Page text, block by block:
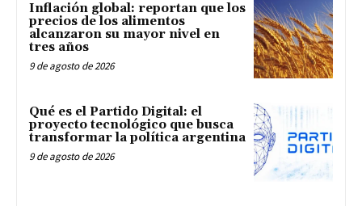
Inflación global: reportan que los
precios de los alimentos
alcanzaron su mayor nivel en
tres años
9 de agosto de 2026
Qué es el Partido Digital: el
proyecto tecnológico que busca
transformar la política argentina
9 de agosto de 2026